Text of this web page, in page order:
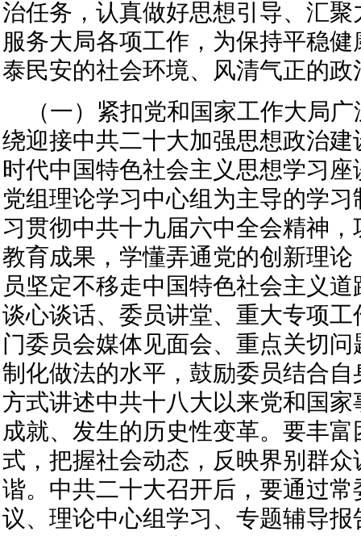
治任务，认真做好思想引导、汇
服务大局各项工作，为保持平稳
泰民安的社会环境、风清气正的
（一）紧扣党和国家工作大局
绕迎接中共二十大加强思想政治
时代中国特色社会主义思想学习
党组理论学习中心组为主导的学
习贯彻中共十九届六中全会精神
教育成果，学懂弄通党的创新理
员坚定不移走中国特色社会主义
谈心谈话、委员讲堂、重大专项
门委员会媒体见面会、重点关切
制化做法的水平，鼓励委员结合
方式讲述中共十八大以来党和国
成就、发生的历史性变革。要丰
式，把握社会动态，反映界别群
谐。中共二十大召开后，要通过
议、理论中心组学习、专题辅导